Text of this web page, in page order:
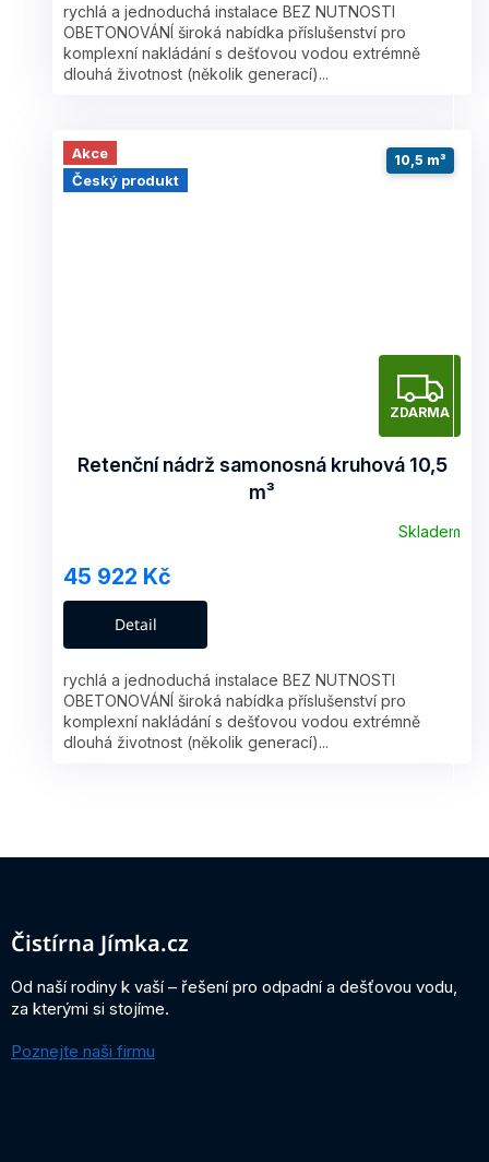
rychlá a jednoduchá instalace BEZ NUTNOSTI
OBETONOVÁNÍ široká nabídka příslušenství pro
komplexní nakládání s dešťovou vodou extrémně
dlouhá životnost (několik generací)...
Akce
Český produkt
Z
D
A
R
ZDARMA
10,5 m³
Retenční nádrž samonosná kruhová 10,5
m³
Skladem
45 922 Kč
Detail
rychlá a jednoduchá instalace BEZ NUTNOSTI
OBETONOVÁNÍ široká nabídka příslušenství pro
komplexní nakládání s dešťovou vodou extrémně
dlouhá životnost (několik generací)...
Z
Čistírna Jímka.cz
Od naší rodiny k vaší – řešení pro odpadní a dešťovou vodu,
za kterými si stojíme.
Poznejte naši firmu